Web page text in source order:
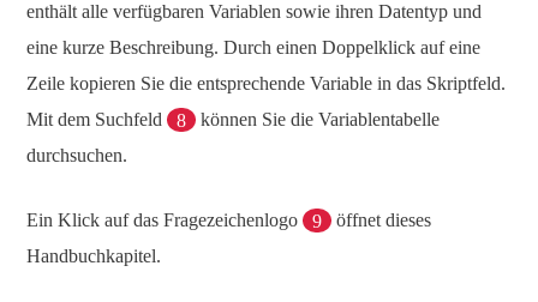
enthält alle verfügbaren Variablen sowie ihren Datentyp und
eine kurze Beschreibung. Durch einen Doppelklick auf eine
Zeile kopieren Sie die entsprechende Variable in das Skriptfeld.
Mit dem Suchfeld
8
können Sie die Variablentabelle
durchsuchen.
Ein Klick auf das Fragezeichenlogo 9
öffnet dieses
Handbuchkapitel.